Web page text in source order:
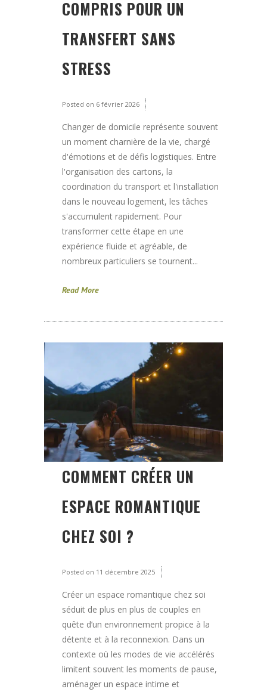
COMPRIS POUR UN
TRANSFERT SANS
STRESS
Posted on 6 février 2026
Changer de domicile représente souvent
un moment charnière de la vie, chargé
d'émotions et de défis logistiques. Entre
l'organisation des cartons, la
coordination du transport et l'installation
dans le nouveau logement, les tâches
s'accumulent rapidement. Pour
transformer cette étape en une
expérience fluide et agréable, de
nombreux particuliers se tournent...
Read More
COMMENT CRÉER UN
ESPACE ROMANTIQUE
CHEZ SOI ?
Posted on 11 décembre 2025
Créer un espace romantique chez soi
séduit de plus en plus de couples en
quête d’un environnement propice à la
détente et à la reconnexion. Dans un
contexte où les modes de vie accélérés
limitent souvent les moments de pause,
aménager un espace intime et